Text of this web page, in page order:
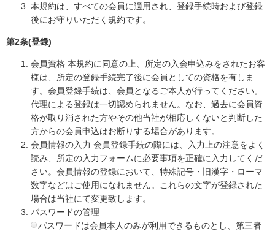
本規約は、すべての会員に適用され、登録手続時および登録
後にお守りいただく規約です。
第2条(登録)
会員資格 本規約に同意の上、所定の入会申込みをされたお客
様は、所定の登録手続完了後に会員としての資格を有しま
す。会員登録手続は、会員となるご本人が行ってください。
代理による登録は一切認められません。なお、過去に会員資
格が取り消された方やその他当社が相応しくないと判断した
方からの会員申込はお断りする場合があります。
会員情報の入力 会員登録手続の際には、入力上の注意をよく
読み、所定の入力フォームに必要事項を正確に入力してくだ
さい。会員情報の登録において、特殊記号・旧漢字・ローマ
数字などはご使用になれません。これらの文字が登録された
場合は当社にて変更致します。
パスワードの管理
パスワードは会員本人のみが利用できるものとし、第三者